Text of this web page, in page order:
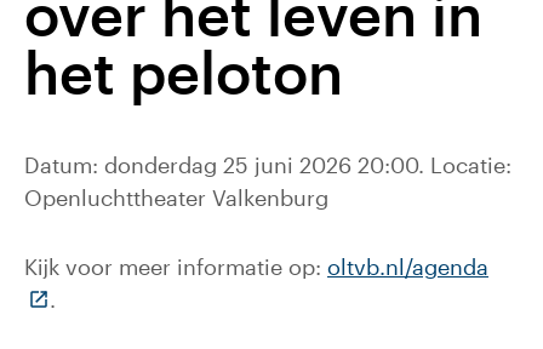
het peloton
Datum: donderdag 25 juni 2026 20:00. Locatie:
Openluchttheater Valkenburg
Kijk voor meer informatie op: oltvb.nl/agenda
(Deze link gaat naar een externe website)
.